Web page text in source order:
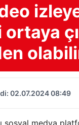
02.07.2024 08:49
sosyal medya